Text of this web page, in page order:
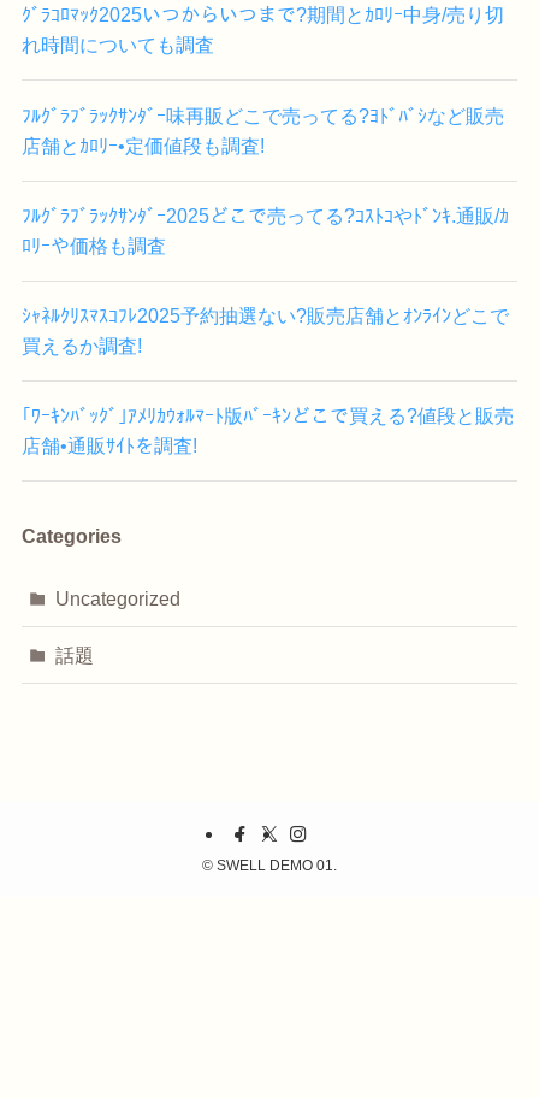
ｸﾞﾗｺﾛﾏｯｸ2025いつからいつまで?期間とｶﾛﾘｰ中身/売り切
れ時間についても調査
ﾌﾙｸﾞﾗﾌﾞﾗｯｸｻﾝﾀﾞｰ味再販どこで売ってる?ﾖﾄﾞﾊﾞｼなど販売
店舗とｶﾛﾘｰ•定価値段も調査!
ﾌﾙｸﾞﾗﾌﾞﾗｯｸｻﾝﾀﾞｰ2025どこで売ってる?ｺｽﾄｺやﾄﾞﾝｷ.通販/ｶ
ﾛﾘｰや価格も調査
ｼｬﾈﾙｸﾘｽﾏｽｺﾌﾚ2025予約抽選ない?販売店舗とｵﾝﾗｲﾝどこで
買えるか調査!
｢ﾜｰｷﾝﾊﾞｯｸﾞ｣ｱﾒﾘｶｳｫﾙﾏｰﾄ版ﾊﾞｰｷﾝどこで買える?値段と販売
店舗•通販ｻｲﾄを調査!
Categories
Uncategorized
話題
© SWELL DEMO 01.